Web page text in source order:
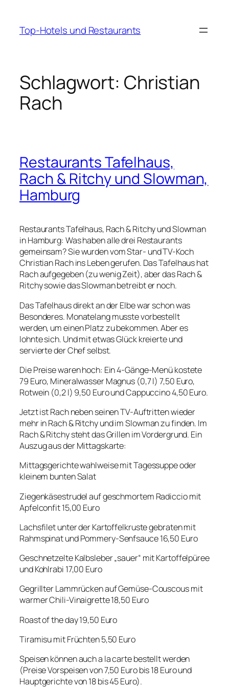
springen
Top-Hotels und Restaurants
Schlagwort: Christian
Rach
Restaurants Tafelhaus,
Rach & Ritchy und Slowman,
Hamburg
Restaurants Tafelhaus, Rach & Ritchy und Slowman
in Hamburg: Was haben alle drei Restaurants
gemeinsam? Sie wurden vom Star- und TV-Koch
Christian Rach ins Leben gerufen. Das Tafelhaus hat
Rach aufgegeben (zu wenig Zeit), aber das Rach &
Ritchy sowie das Slowman betreibt er noch.
Das Tafelhaus direkt an der Elbe war schon was
Besonderes. Monatelang musste vorbestellt
werden, um einen Platz zu bekommen. Aber es
lohnte sich. Und mit etwas Glück kreierte und
servierte der Chef selbst.
Die Preise waren hoch: Ein 4-Gänge-Menü kostete
79 Euro, Mineralwasser Magnus (0,7 l) 7,50 Euro,
Rotwein (0,2 l) 9,50 Euro und Cappuccino 4,50 Euro.
Jetzt ist Rach neben seinen TV-Auftritten wieder
mehr in Rach & Ritchy und im Slowman zu finden. Im
Rach & Ritchy steht das Grillen im Vordergrund. Ein
Auszug aus der Mittagskarte:
Mittagsgerichte wahlweise mit Tagessuppe oder
kleinem bunten Salat
Ziegenkäsestrudel auf geschmortem Radiccio mit
Apfelconfit 15,00 Euro
Lachsfilet unter der Kartoffelkruste gebraten mit
Rahmspinat und Pommery-Senfsauce 16,50 Euro
Geschnetzelte Kalbsleber „sauer“ mit Kartoffelpüree
und Kohlrabi 17,00 Euro
Gegrillter Lammrücken auf Gemüse-Couscous mit
warmer Chili-Vinaigrette 18,50 Euro
Roast of the day 19,50 Euro
Tiramisu mit Früchten 5,50 Euro
Speisen können auch a la carte bestellt werden
(Preise Vorspeisen von 7,50 Euro bis 18 Euro und
Hauptgerichte von 18 bis 45 Euro).